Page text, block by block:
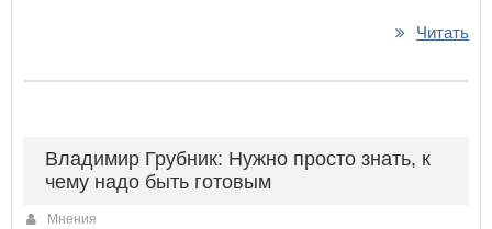
Читать
Владимир Грубник: Нужно просто знать, к
чему надо быть готовым
Мнения